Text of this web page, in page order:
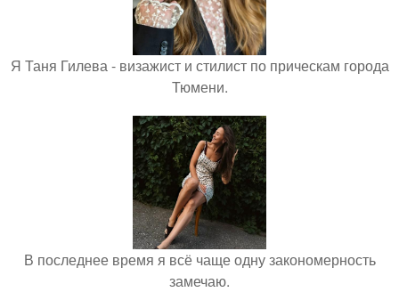
Я Таня Гилева - визажист и стилист по прическам города
Тюмени.
В последнее время я всё чаще одну закономерность
замечаю.